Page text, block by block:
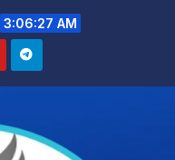
3:06:29 AM